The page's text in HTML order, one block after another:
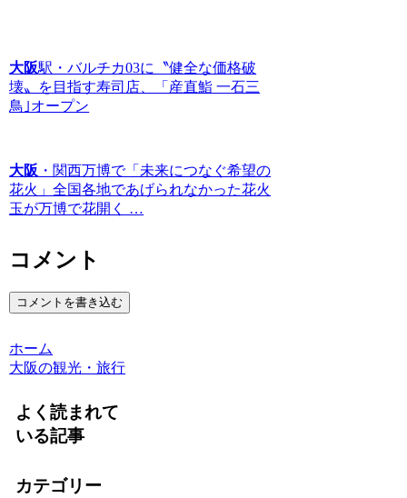
大阪駅・バルチカ03に〝健全な価格破
壊〟を目指す寿司店、「産直鮨 一石三
鳥｣オープン
大阪 ・関西万博で「未来につなぐ希望の
花火」全国各地であげられなかった花火
玉が万博で花開く …
コメント
コメントを書き込む
ホーム
大阪の観光・旅行
よく読まれて
いる記事
カテゴリー